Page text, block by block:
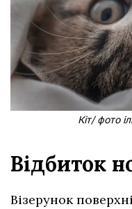
Кіт/ фото
Відбиток
Візерунок